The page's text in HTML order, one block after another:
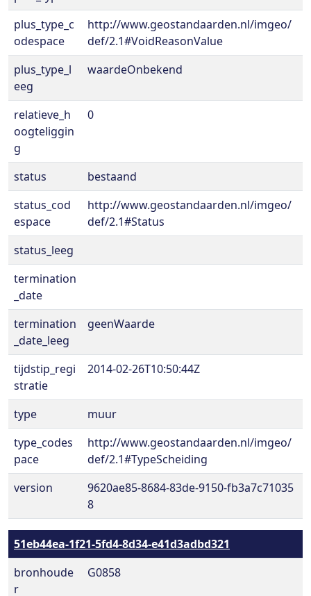
plus_type_c
odespace
http://www.geostandaarden.nl/imgeo/
def/2.1#VoidReasonValue
plus_type_l
eeg
waardeOnbekend
relatieve_h
oogteliggin
g
0
status
bestaand
status_cod
espace
http://www.geostandaarden.nl/imgeo/
def/2.1#Status
status_leeg
termination
_date
termination
_date_leeg
geenWaarde
tijdstip_regi
stratie
2014-02-26T10:50:44Z
type
muur
type_codes
pace
http://www.geostandaarden.nl/imgeo/
def/2.1#TypeScheiding
version
9620ae85-8684-83de-9150-fb3a7c71035
8
51eb44ea-1f21-5fd4-8d34-e41d3adbd321
bronhoude
r
G0858